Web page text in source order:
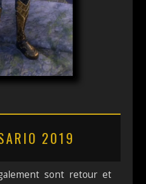
2019
sont retour et